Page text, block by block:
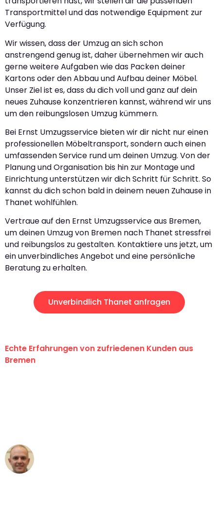
Transportmittel und das notwendige Equipment zur
Verfügung.
Wir wissen, dass der Umzug an sich schon
anstrengend genug ist, daher übernehmen wir auch
gerne weitere Aufgaben wie das Packen deiner
Kartons oder den Abbau und Aufbau deiner Möbel.
Unser Ziel ist es, dass du dich voll und ganz auf dein
neues Zuhause konzentrieren kannst, während wir uns
um den reibungslosen Umzug kümmern.
Bei Ernst Umzugsservice bieten wir dir nicht nur einen
professionellen Möbeltransport, sondern auch einen
umfassenden Service rund um deinen Umzug. Von der
Planung und Organisation bis hin zur Montage und
Einrichtung unterstützen wir dich Schritt für Schritt. So
kannst du dich schon bald in deinem neuen Zuhause in
Thanet wohlfühlen.
Vertraue auf den Ernst Umzugsservice aus Bremen,
um deinen Umzug von Bremen nach Thanet stressfrei
und reibungslos zu gestalten. Kontaktiere uns jetzt, um
ein unverbindliches Angebot und eine persönliche
Beratung zu erhalten.
Unverbindlich Thanet anfragen
Echte Erfahrungen von zufriedenen Kunden aus
Bremen